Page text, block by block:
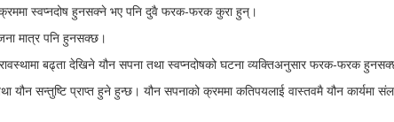
क्रममा स्वप्नदोष हुनसक्ने भए पनि दुवै फरक-फरक कुरा हुन्।
मात्र पनि हुनसक्छ।
बढ्ता देखिने यौन सपना तथा स्वप्नदोषको घटना व्यक्तिअनुसार फरक-फरक
सन्तुष्टि प्राप्त हुने हुन्छ। यौन सपनाको क्रममा कतिपयलाई वास्तवमै यौन कार्यमा